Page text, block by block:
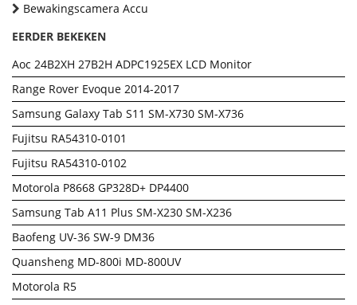
Bewakingscamera Accu
EERDER BEKEKEN
Aoc 24B2XH 27B2H ADPC1925EX LCD Monitor
Range Rover Evoque 2014-2017
Samsung Galaxy Tab S11 SM-X730 SM-X736
Fujitsu RA54310-0101
Fujitsu RA54310-0102
Motorola P8668 GP328D+ DP4400
Samsung Tab A11 Plus SM-X230 SM-X236
Baofeng UV-36 SW-9 DM36
Quansheng MD-800i MD-800UV
Motorola R5